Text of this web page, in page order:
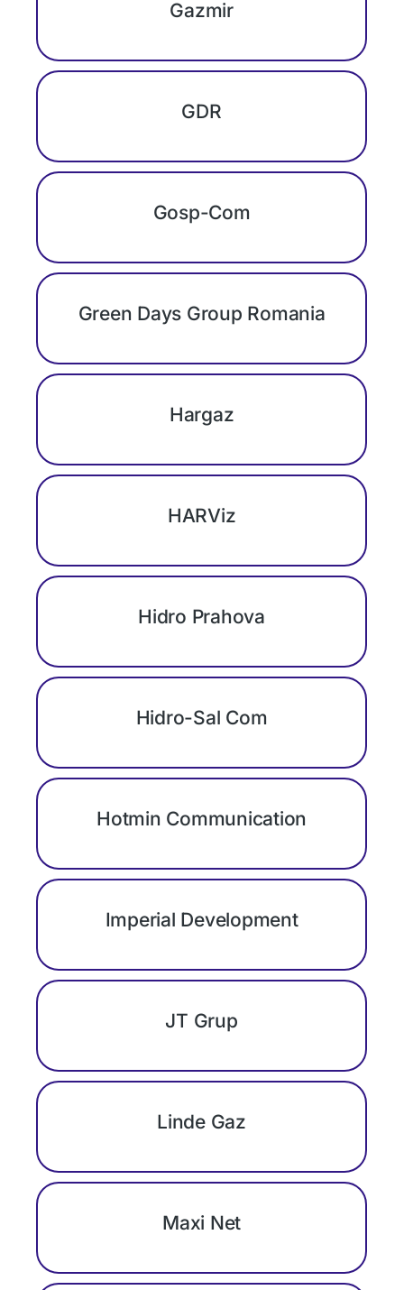
Gazmir
GDR
Gosp-Com
Green Days Group Romania
Hargaz
HARViz
Hidro Prahova
Hidro-Sal Com
Hotmin Communication
Imperial Development
JT Grup
Linde Gaz
Maxi Net